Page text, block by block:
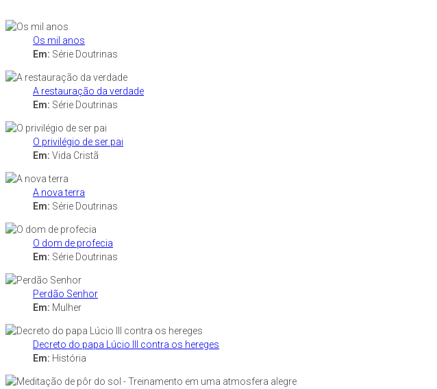
Os mil anos
Em: Série Doutrinas
A restauração da verdade
Em: Série Doutrinas
O privilégio de ser pai
Em: Vida Cristã
A nova terra
Em: Série Doutrinas
O dom de profecia
Em: Série Doutrinas
Perdão Senhor
Em: Mulher
Decreto do papa Lúcio III contra os hereges
Em: História